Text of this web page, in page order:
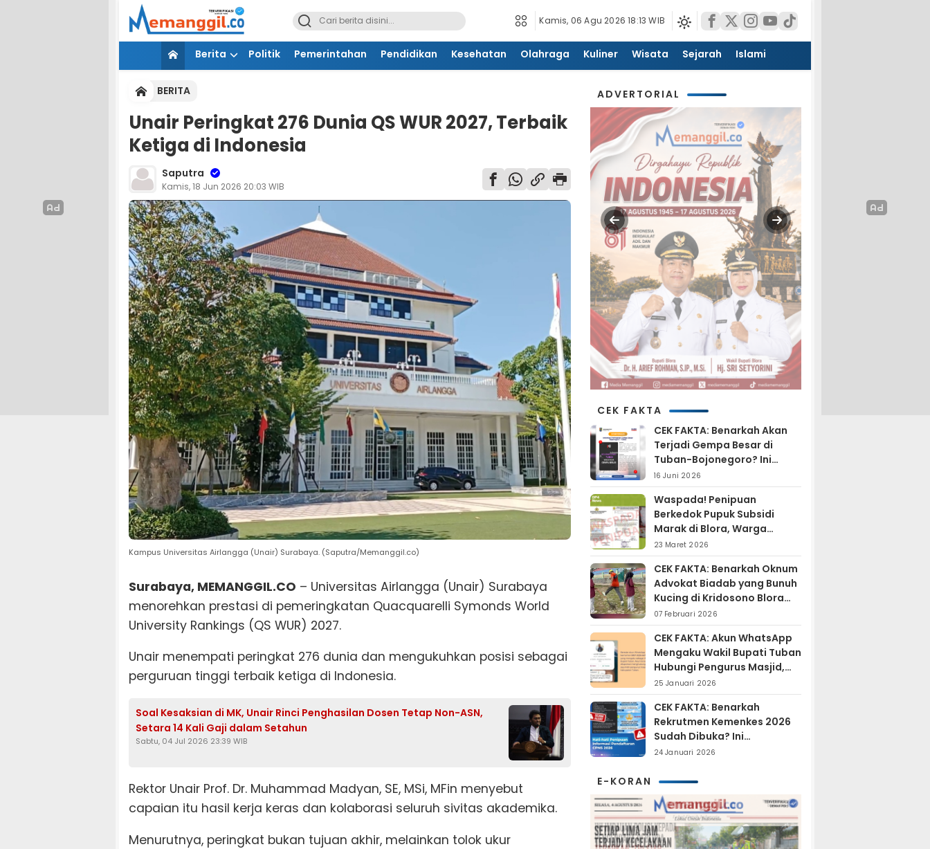
Kamis, 06 Agu 2026 18:13 WIB
Berita Politik Pemerintahan Pendidikan Kesehatan Olahraga Kuliner Wisata Sejarah Islami
BERITA
Unair Peringkat 276 Dunia QS WUR 2027, Terbaik
Ketiga di Indonesia
Saputra
Kamis, 18 Jun 2026 20:03 WIB
Kampus Universitas Airlangga (Unair) Surabaya. (Saputra/Memanggil.co)
Surabaya, MEMANGGIL.CO – Universitas Airlangga (Unair) Surabaya
menorehkan prestasi di pemeringkatan Quacquarelli Symonds World
University Rankings (QS WUR) 2027.
Unair menempati peringkat 276 dunia dan mengukuhkan posisi sebagai
perguruan tinggi terbaik ketiga di Indonesia.
Soal Kesaksian di MK, Unair Rinci Penghasilan Dosen Tetap Non-ASN,
Setara 14 Kali Gaji dalam Setahun
Sabtu, 04 Jul 2026 23:39 WIB
Rektor Unair Prof. Dr. Muhammad Madyan, SE, MSi, MFin menyebut
capaian itu hasil kerja keras dan kolaborasi seluruh sivitas akademika.
Menurutnya, peringkat bukan tujuan akhir, melainkan tolok ukur
ADVERTORIAL
CEK FAKTA
CEK FAKTA: Benarkah Akan
Terjadi Gempa Besar di
Tuban-Bojonegoro? Ini
Penjelasan BMKG
16 Juni 2026
Waspada! Penipuan
Berkedok Pupuk Subsidi
Marak di Blora, Warga
Diminta Hati-hati
23 Maret 2026
CEK FAKTA: Benarkah Oknum
Advokat Biadab yang Bunuh
Kucing di Kridosono Blora
Sudah Resmi Jadi
Tersangka?
07 Februari 2026
CEK FAKTA: Akun WhatsApp
Mengaku Wakil Bupati Tuban
Hubungi Pengurus Masjid,
Dipastikan Hoaks
25 Januari 2026
CEK FAKTA: Benarkah
Rekrutmen Kemenkes 2026
Sudah Dibuka? Ini
Penjelasan Resmi BKN
24 Januari 2026
E-KORAN